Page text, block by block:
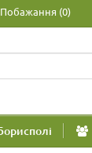
Побажання (0)